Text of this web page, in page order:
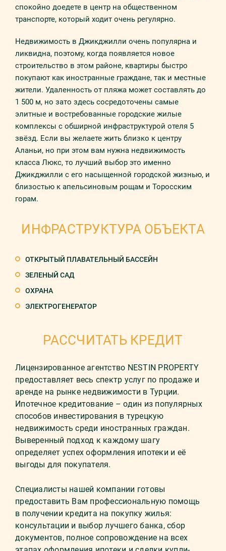
спокойно доедете в центр на общественном
транспорте, который ходит очень регулярно.
Недвижимость в Джикджилли очень популярна и
ликвидна, поэтому, когда появляется новое
строительство в этом районе, квартиры быстро
покупают как иностранные граждане, так и местные
жители. Удаленность от пляжа может составлять до
1 500 м, но зато здесь сосредоточены самые
элитные и востребованные городские жилые
комплексы с обширной инфраструктурой отеля 5
звёзд. Если вы желаете жить близко к центру
Аланьи, но при этом вам нужна недвижимость
класса Люкс, то лучший выбор это именно
Джикджилли с его насыщенной городской жизнью, и
близостью к апельсиновым рощам и Торосским
горам.
ИНФРАСТРУКТУРА ОБЪЕКТА
ОТКРЫТЫЙ ПЛАВАТЕЛЬНЫЙ БАССЕЙН
ЗЕЛЕНЫЙ САД
ОХРАНА
ЭЛЕКТРОГЕНЕРАТОР
РАССЧИТАТЬ КРЕДИТ
Лицензированное агентство NESTIN PROPERTY
предоставляет весь спектр услуг по продаже и
аренде на рынке недвижимости в Турции.
Ипотечное кредитование – один из популярных
способов инвестирования в турецкую
недвижимость среди иностранных граждан.
Выверенный подход к каждому шагу
определяет успех оформления ипотеки и её
выгоды для покупателя.
Специалисты нашей компании готовы
предоставить Вам профессиональную помощь
в получении кредита на покупку жилья:
консультации и выбор лучшего банка, сбор
документов, полное сопровождение на всех